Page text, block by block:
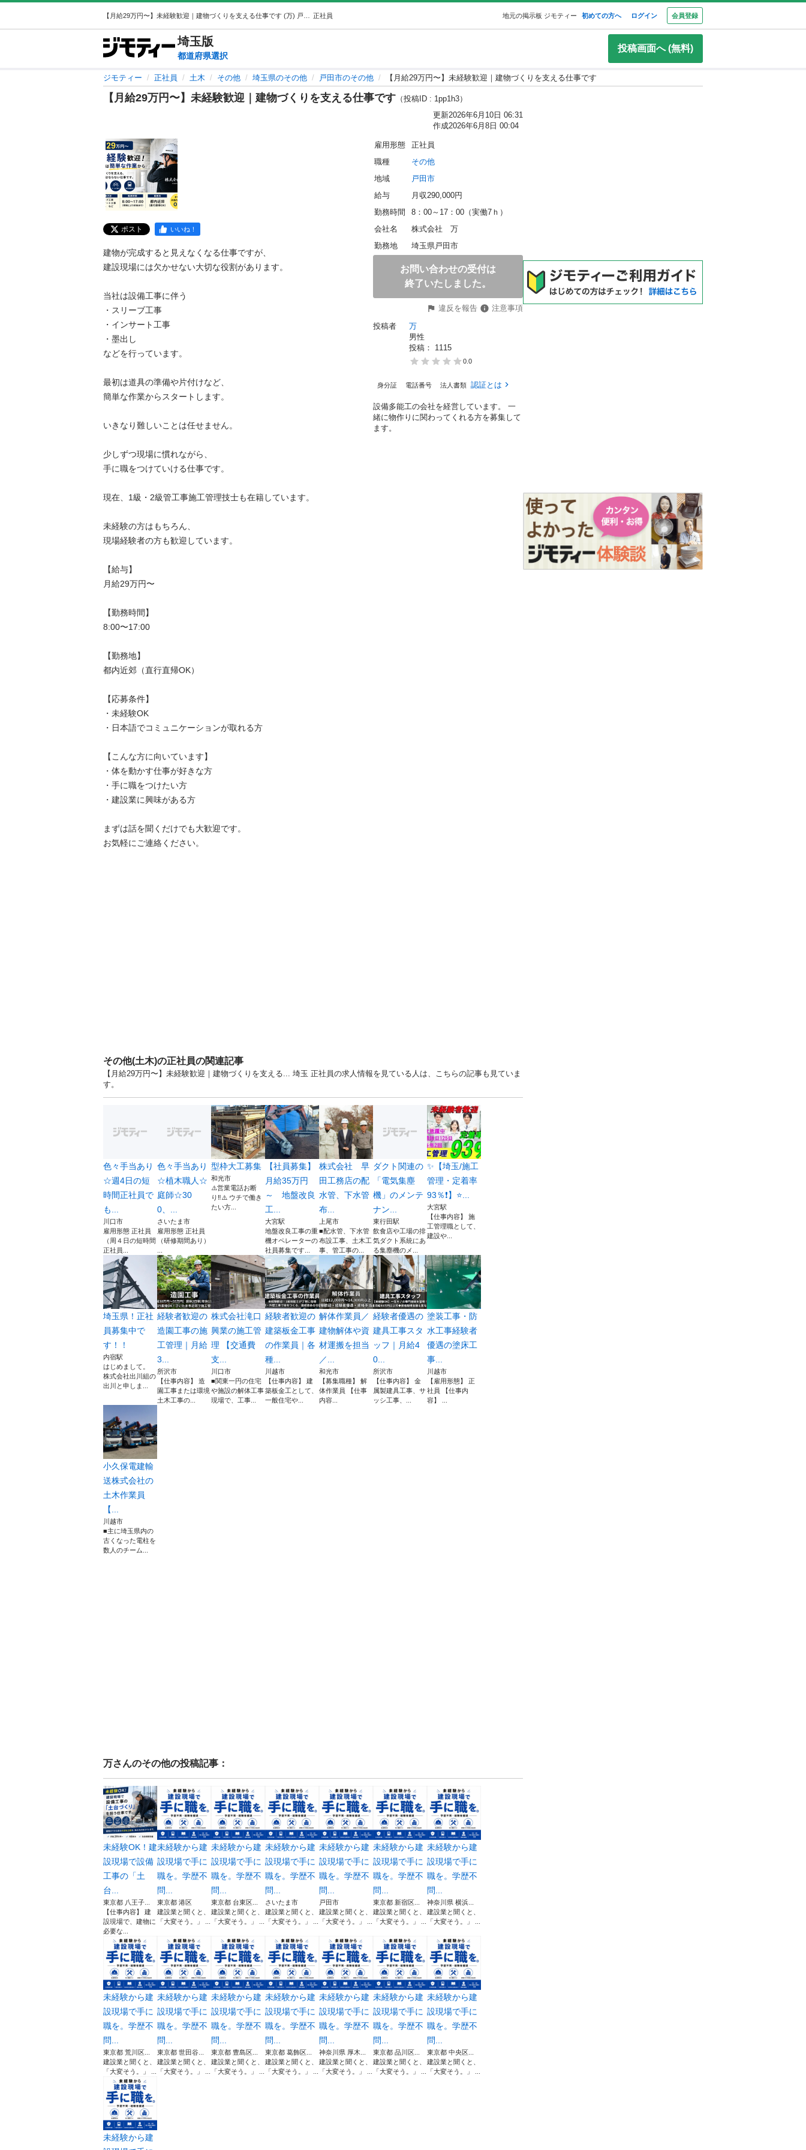
正社員 地元の掲示板 ジモティー 初めての方へ ログイン 会員登録
埼玉版
都道府県選択
投稿画面へ (無料)
ジモティー 正社員 土木 その他 埼玉県のその他 戸田市のその他 【月給29万円〜】未経験歓迎｜建物づくりを支える仕事です
【月給29万円〜】未経験歓迎｜建物づくりを支える仕事です （投稿ID : 1pp1h3）
更新2026年6月10日 06:31
作成2026年6月8日 00:04
ポスト いいね！
建物が完成すると見えなくなる仕事ですが、
建設現場には欠かせない大切な役割があります。
当社は設備工事に伴う
・スリーブ工事
・インサート工事
・墨出し
などを行っています。
最初は道具の準備や片付けなど、
簡単な作業からスタートします。
いきなり難しいことは任せません。
少しずつ現場に慣れながら、
手に職をつけていける仕事です。
現在、1級・2級管工事施工管理技士も在籍しています。
未経験の方はもちろん、
現場経験者の方も歓迎しています。
【給与】
月給29万円〜
【勤務時間】
8:00〜17:00
【勤務地】
都内近郊（直行直帰OK）
【応募条件】
・未経験OK
・日本語でコミュニケーションが取れる方
【こんな方に向いています】
・体を動かす仕事が好きな方
・手に職をつけたい方
・建設業に興味がある方
まずは話を聞くだけでも大歓迎です。
雇用形態
正社員
職種
その他
地域
戸田市
給与
月収290,000円
勤務時間
8：00～17：00（実働7ｈ）
会社名
株式会社　万
勤務地
埼玉県戸田市
お問い合わせの受付は
終了いたしました。
違反を報告
注意事項
投稿者
万
男性
投稿： 1115
0.0
身分証 電話番号 法人書類 認証とは
設備多能工の会社を経営しています。 一
緒に物作りに関わってくれる方を募集して
ます。
その他(土木)の正社員の関連記事
【月給29万円〜】未経験歓迎｜建物づくりを支える... 埼玉 正社員の求人情報を見ている人は、こちらの記事も見ていま
す。
色々手当あり
☆週4日の短
時間正社員で
も...
川口市
雇用形態 正社員
（周４日の短時間
正社員...
色々手当あり
☆植木職人☆
庭師☆30
0、...
さいたま市
雇用形態 正社員
（研修期間あり）
型枠大工募集
和光市
⚠️営業電話お断
り‼️⚠️ ウチで働き
たい方...
【社員募集】
月給35万円
～ 地盤改良
工...
大宮駅
地盤改良工事の重
機オペレーターの
社員募集です...
株式会社 早
田工務店の配
水管、下水管
布...
上尾市
■配水管、下水管
布設工事、土木工
事、管工事の...
ダクト関連の
「電気集塵
機」のメンテ
ナン...
東行田駅
飲食店や工場の排
気ダクト系統にあ
る集塵機のメ...
✨【埼玉/施工
管理・定着率
93％❗】⭐...
大宮駅
【仕事内容】 施
工管理職として、
建設や...
埼玉県！正社
員募集中で
す！！
内宿駅
はじめまして。
株式会社出川組の
出川と申しま...
経験者歓迎の
造園工事の施
工管理｜月給
3...
所沢市
【仕事内容】 造
園工事または環境
土木工事の...
株式会社滝口
興業の施工管
理 【交通費
支...
川口市
■関東一円の住宅
や施設の解体工事
現場で、工事...
経験者歓迎の
建築板金工事
の作業員｜各
種...
川越市
【仕事内容】 建
築板金工として、
一般住宅や...
解体作業員／
建物解体や資
材運搬を担当
／...
和光市
【募集職種】 解
体作業員 【仕事
内容...
経験者優遇の
建具工事スタ
ッフ｜月給4
0...
所沢市
【仕事内容】 金
属製建具工事、サ
ッシ工事、...
塗装工事・防
水工事経験者
優遇の塗床工
事...
川越市
【雇用形態】 正
社員 【仕事内
容】 ...
小久保電建輸
送株式会社の
土木作業員
【...
川越市
■主に埼玉県内の
古くなった電柱を
数人のチーム...
万さんのその他の投稿記事：
未経験OK！建
設現場で設備
工事の「土
台...
東京都 八王子...
【仕事内容】 建
設現場で、建物に
必要な...
未経験から建
設現場で手に
職を。学歴不
問...
東京都 港区
建設業と聞くと、
「大変そう。」 ...
未経験から建
設現場で手に
職を。学歴不
問...
東京都 台東区...
建設業と聞くと、
「大変そう。」 ...
未経験から建
設現場で手に
職を。学歴不
問...
さいたま市
建設業と聞くと、
「大変そう。」 ...
未経験から建
設現場で手に
職を。学歴不
問...
戸田市
建設業と聞くと、
「大変そう。」 ...
未経験から建
設現場で手に
職を。学歴不
問...
東京都 新宿区...
建設業と聞くと、
「大変そう。」 ...
未経験から建
設現場で手に
職を。学歴不
問...
神奈川県 横浜...
建設業と聞くと、
「大変そう。」 ...
未経験から建
設現場で手に
職を。学歴不
問...
東京都 荒川区...
建設業と聞くと、
「大変そう。」 ...
未経験から建
設現場で手に
職を。学歴不
問...
東京都 世田谷...
建設業と聞くと、
「大変そう。」 ...
未経験から建
設現場で手に
職を。学歴不
問...
東京都 豊島区...
建設業と聞くと、
「大変そう。」 ...
未経験から建
設現場で手に
職を。学歴不
問...
東京都 葛飾区...
建設業と聞くと、
「大変そう。」 ...
未経験から建
設現場で手に
職を。学歴不
問...
神奈川県 厚木...
建設業と聞くと、
「大変そう。」 ...
未経験から建
設現場で手に
職を。学歴不
問...
東京都 品川区...
建設業と聞くと、
「大変そう。」 ...
未経験から建
設現場で手に
職を。学歴不
問...
東京都 中央区...
建設業と聞くと、
「大変そう。」 ...
未経験から建